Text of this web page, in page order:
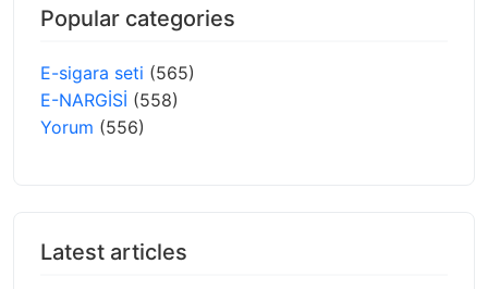
Popular categories
E-sigara seti (565)
E-NARGİSİ (558)
Yorum (556)
Latest articles